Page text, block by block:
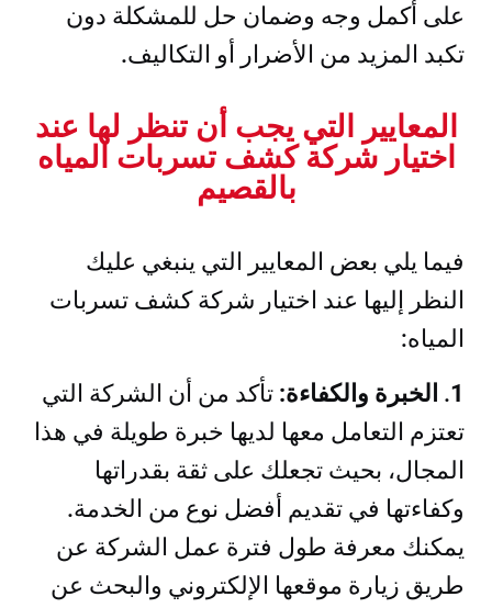
على أكمل وجه وضمان حل للمشكلة دون
تكبد المزيد من الأضرار أو التكاليف.
المعايير التي يجب أن تنظر لها عند
اختيار شركة كشف تسربات المياه
بالقصيم
فيما يلي بعض المعايير التي ينبغي عليك
النظر إليها عند اختيار شركة كشف تسربات
المياه:
1
. الخبرة والكفاءة: تأكد من أن الشركة التي
تعتزم التعامل معها لديها خبرة طويلة في هذا
المجال، بحيث تجعلك على ثقة بقدراتها
وكفاءتها في تقديم أفضل نوع من الخدمة.
يمكنك معرفة طول فترة عمل الشركة عن
طريق زيارة موقعها الإلكتروني والبحث عن